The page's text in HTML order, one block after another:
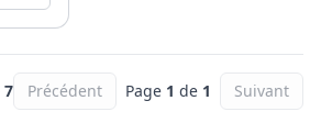
7 Précédent Page 1 de 1 Suivant